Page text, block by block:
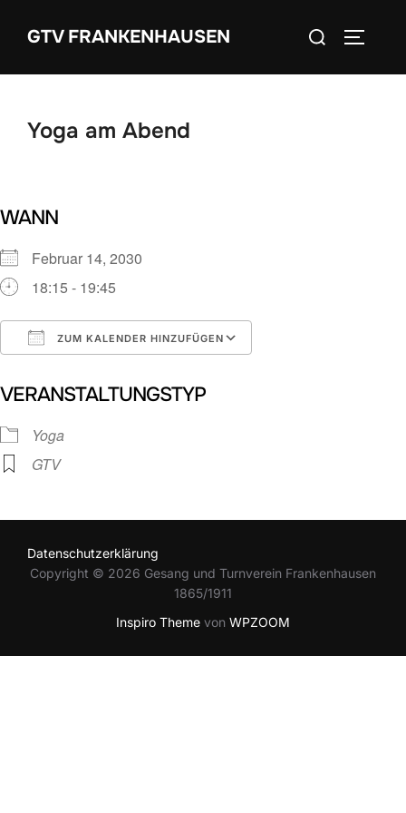
InhaltGTV FRANKENHAUSEN
Suchen
Yoga am Abend
WANN
Februar 14, 2030
18:15 - 19:45
ZUM KALENDER HINZUFÜGEN
VERANSTALTUNGSTYP
Yoga
GTV
Datenschutzerklärung
Copyright © 2026 Gesang und Turnverein Frankenhausen
1865/1911
Inspiro Theme von WPZOOM